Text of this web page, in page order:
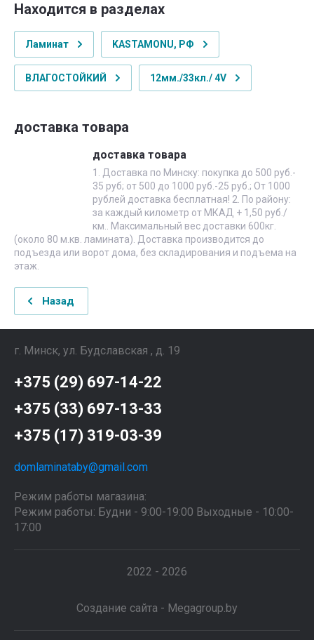
Находится в разделах
Ламинат KASTAMONU, РФ
ВЛАГОСТОЙКИЙ 12мм./33кл./ 4V
доставка товара
доставка товара
1. Доставка по Минску: покупка до 500 руб.-
35 руб; от 500 до 1000 руб.-25 руб.; От 1000
рублей доставка бесплатная! 2. По району:
за каждый километр от МКАД + 1,50 руб./
км.. Максимальный вес доставки 600кг.
(около 80 м.кв. ламината). Доставка производится до
подъезда или ворот дома, без складирования и подъема на
этаж.
Назад
г. Минск, ул. Будславская , д. 19
+375 (29) 697-14-22
+375 (33) 697-13-33
+375 (17) 319-03-39
domlaminataby@gmail.com
Режим работы магазина:
Режим работы: Будни - 9:00-19:00 Выходные - 10:00-
17:00
2022 - 2026
Создание сайта - Megagroup.by